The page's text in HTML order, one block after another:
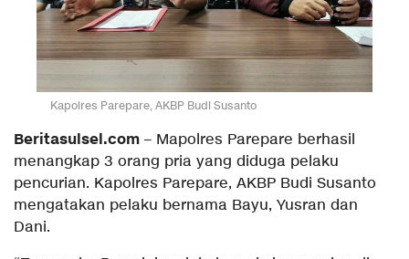
Kapolres Parepare, AKBP Budi Susanto
Beritasulsel.com – Mapolres Parepare berhasil
menangkap 3 orang pria yang diduga pelaku
pencurian. Kapolres Parepare, AKBP Budi Susanto
mengatakan pelaku bernama Bayu, Yusran dan
Dani.